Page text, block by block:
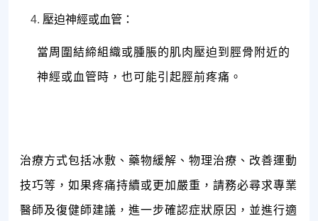
壓迫神經或血管：
當周圍結締組織或腫脹的肌肉壓迫到脛骨附近的
神經或血管時，也可能引起脛前疼痛。
治療方式包括冰敷、藥物緩解、物理治療、改善運動
技巧等，如果疼痛持續或更加嚴重，請務必尋求專業
醫師及復健師建議，進一步確認症狀原因，並進行適